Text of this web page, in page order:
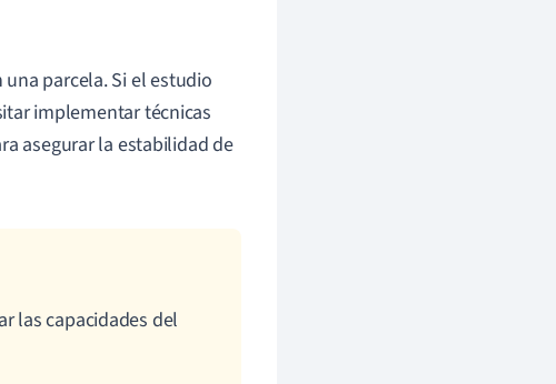
parcela. Si el estudio
implementar técnicas
asegurar la estabilidad de
las capacidades del